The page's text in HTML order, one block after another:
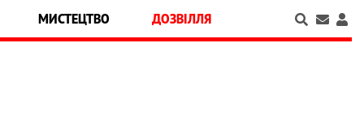
МИСТЕЦТВО ДОЗВІЛЛЯ